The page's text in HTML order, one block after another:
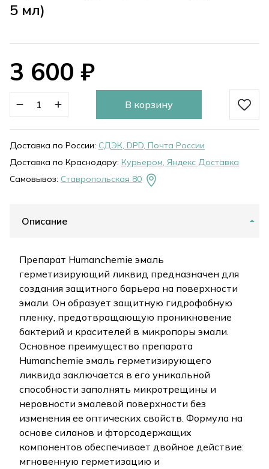
5 мл)
3 600 ₽
В корзину
Доставка по России: СДЭК, DPD, Почта России
Доставка по Краснодару: Курьером, Яндекс Доставка
Самовывоз: Ставропольская 80
Описание
Препарат Humanchemie эмаль
герметизирующий ликвид предназначен для
создания защитного барьера на поверхности
эмали. Он образует защитную гидрофобную
пленку, предотвращающую проникновение
бактерий и красителей в микропоры эмали.
Основное преимущество препарата
Humanchemie эмаль герметизирующего
ликвида заключается в его уникальной
способности заполнять микротрещины и
неровности эмалевой поверхности без
изменения ее оптических свойств. Формула на
основе силанов и фторсодержащих
компонентов обеспечивает двойное действие:
мгновенную герметизацию и